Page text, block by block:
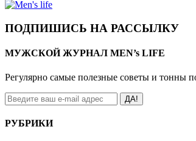
ПОДПИШИСЬ НА РАССЫЛКУ
МУЖСКОЙ ЖУРНАЛ MEN’s LIFE
Регулярно самые полезные советы и
ДА!
РУБРИКИ